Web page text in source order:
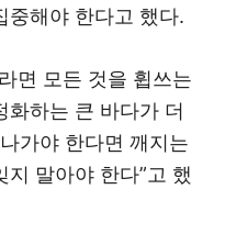
중해야 한다고 했다.
면 모든 것을 휩쓰는
화하는 큰 바다가 더
가야 한다면 깨지는
말아야 한다”고 했